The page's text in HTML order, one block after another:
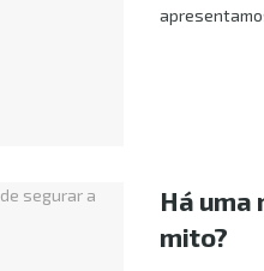
Há uma
mito?